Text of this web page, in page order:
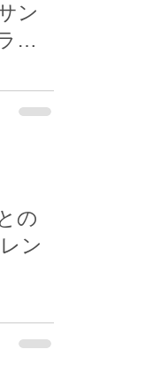
ン
の
ン